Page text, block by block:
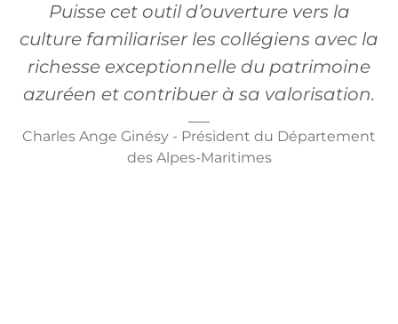
Puisse cet outil d’ouverture vers la
culture familiariser les collégiens avec la
richesse exceptionnelle du patrimoine
azuréen et contribuer à sa valorisation.
Charles Ange Ginésy - Président du Département
des Alpes-Maritimes